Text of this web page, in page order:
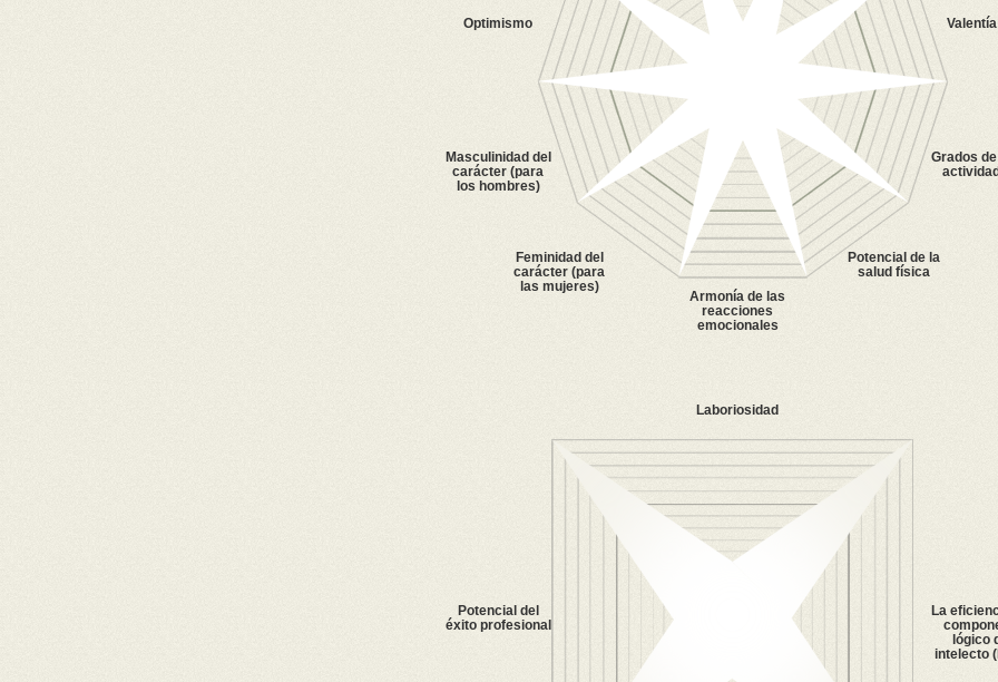
Valentía
Grados
Potencial de la
salud física
Armonía de las
reacciones
emocionales
Feminidad del
carácter (para
las mujeres)
Masculinidad del
carácter (para
los hombres)
Optimismo
Laboriosidad
La
lógico
intelecto
Potencial del
éxito profesional